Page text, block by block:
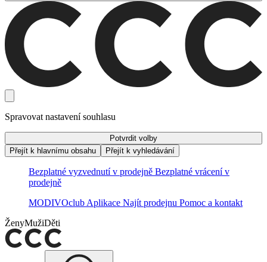
Spravovat nastavení souhlasu
Potvrdit volby
Přejít k hlavnímu obsahu
Přejít k vyhledávání
Bezplatné vyzvednutí v prodejně Bezplatné vrácení v
prodejně
MODIVOclub Aplikace Najít prodejnu Pomoc a kontakt
ŽenyMužiDěti